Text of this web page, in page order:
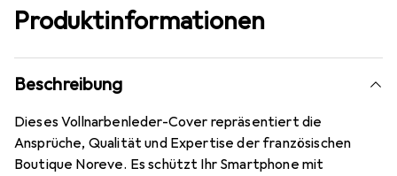
Produktinformationen
Beschreibung
Dieses Vollnarbenleder-Cover repräsentiert die
Ansprüche, Qualität und Expertise der französischen
Boutique Noreve. Es schützt Ihr Smartphone mit